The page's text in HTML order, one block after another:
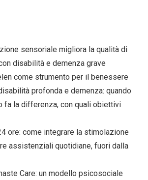
sensoriale migliora la qualità di
disabilità e demenza grave
come strumento per il benessere
profonda e demenza: quando
fa la differenza, con quali obiettivi
ore: come integrare la stimolazione
assistenziali quotidiane, fuori dalla
Care: un modello psicosociale